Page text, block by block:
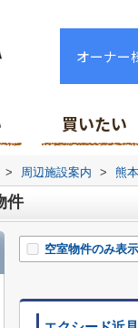
オーナー
買いたい
> 周辺施設案内 > 熊
件
空室物件のみ表示